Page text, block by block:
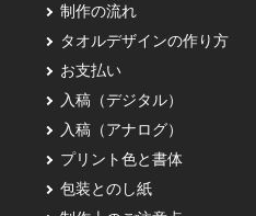
制作の流れ
タオルデザインの作り方
お支払い
入稿（デジタル）
入稿（アナログ）
プリント色と書体
包装とのし紙